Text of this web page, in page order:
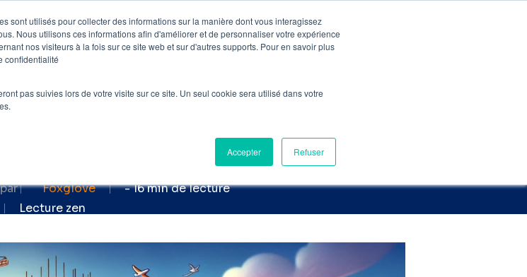
sont utilisés pour collecter des informations sur la manière dont vous interagissez
Nous utilisons ces informations afin d'améliorer et de personnaliser votre expérience
nos visiteurs à la fois sur ce site web et sur d'autres supports. Pour en savoir plus
confidentialité
pas suivies lors de votre visite sur ce site. Un seul cookie sera utilisé dans votre
Accepter Refuser
Nos prestations Blog Pré-Audit Gratuit
: 8 erreurs à éviter à tout prix ! Infos & Checklist
à tout prix afin de ne
sa refonte SEO
Foxglove
- 16 min de lecture
Lecture zen